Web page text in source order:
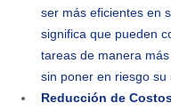
ser más eficientes en
significa que pueden
tareas de manera
sin poner en riesgo su
Reducción de